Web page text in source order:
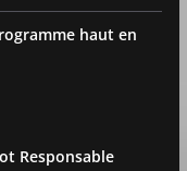
haut en
Responsable